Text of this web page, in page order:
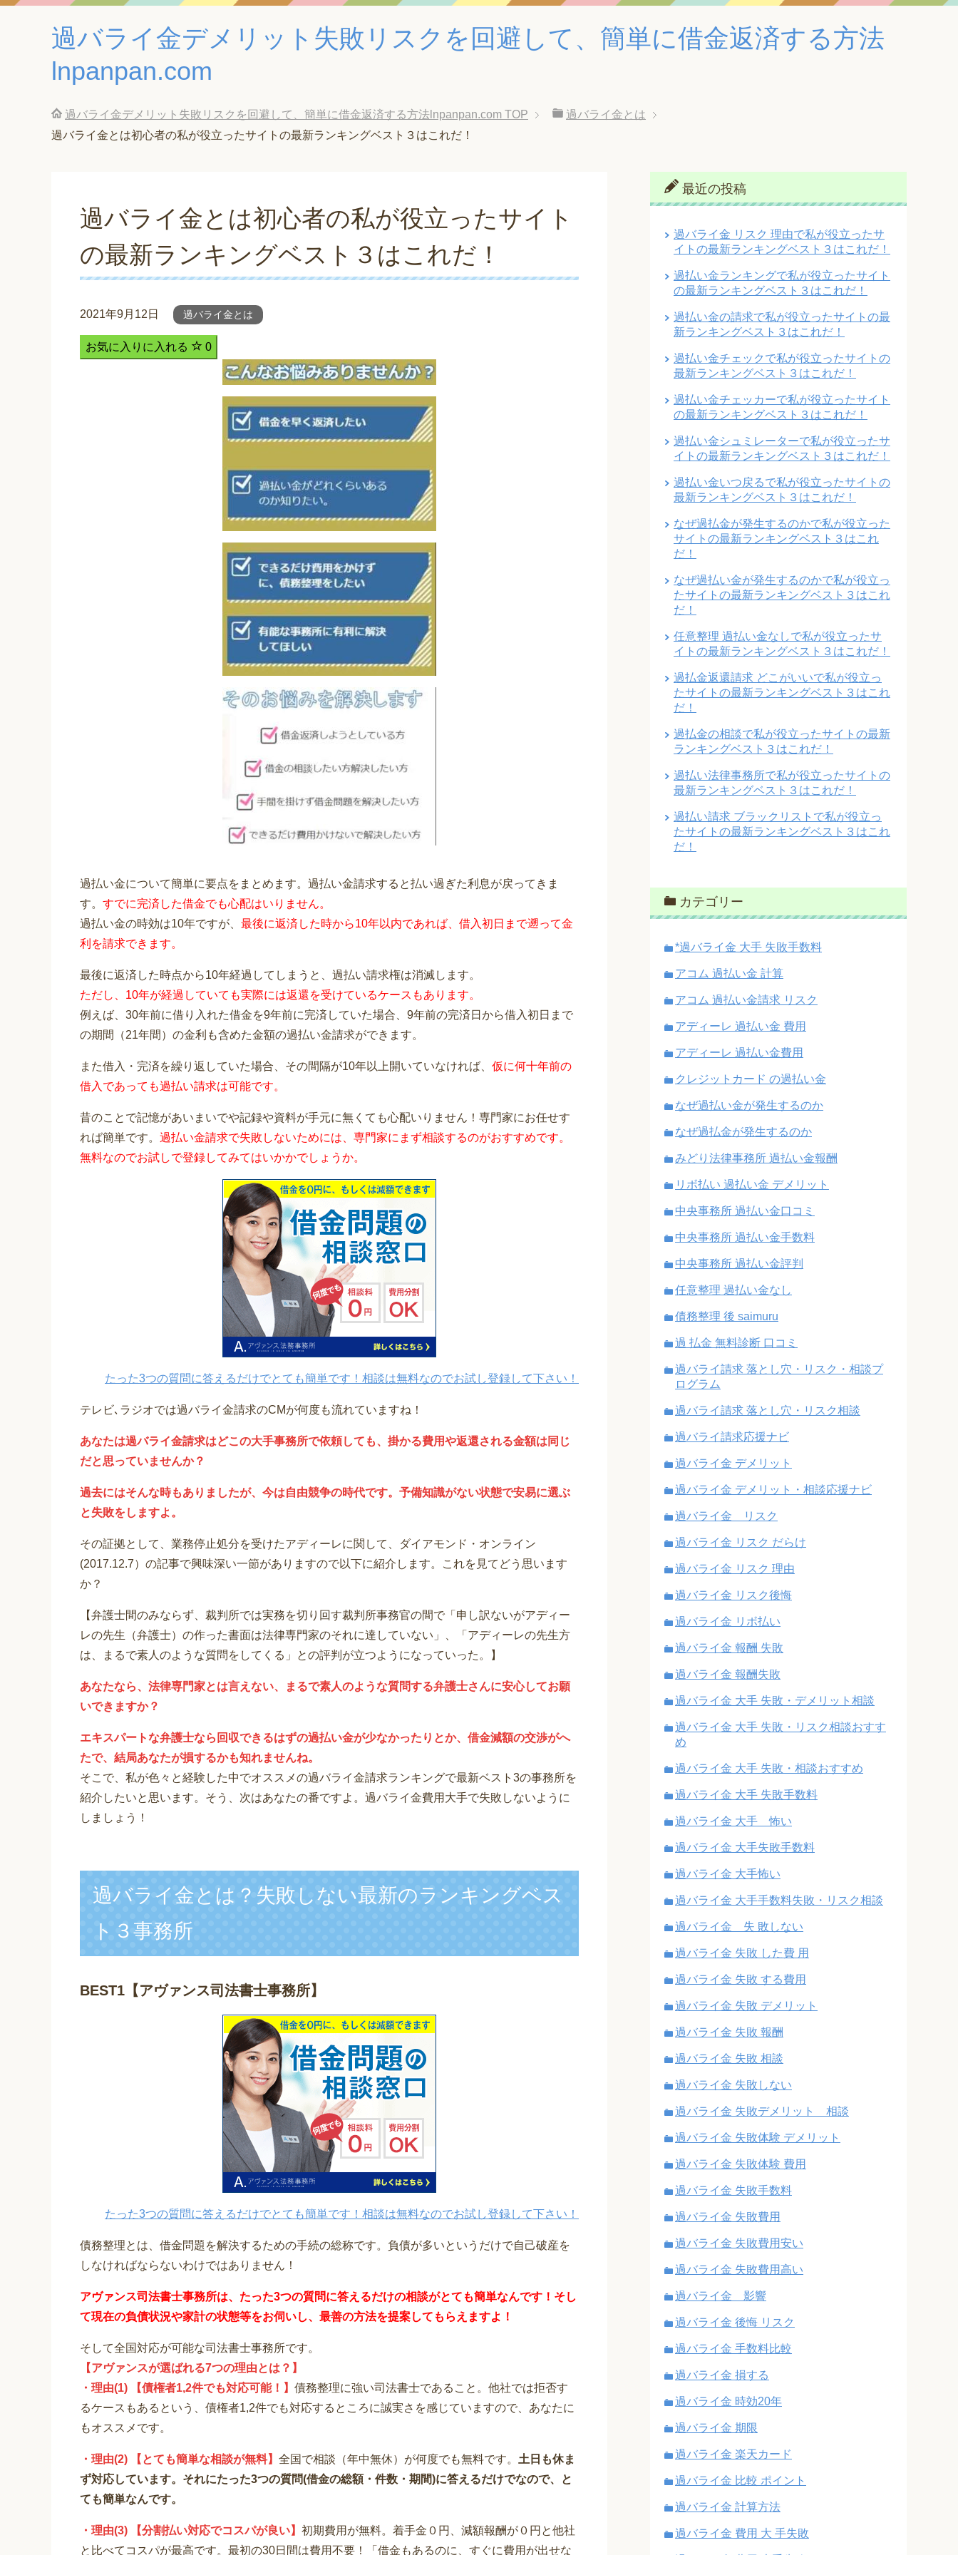
過バライ金デメリット失敗リスクを回避して、簡単に借金返済する方法
lnpanpan.com
過バライ金デメリット失敗リスクを回避して、簡単に借金返済する方法lnpanpan.com TOP
過バライ金とは
過バライ金とは初心者の私が役立ったサイトの最新ランキングベスト３はこれだ！
過バライ金とは初心者の私が役立ったサイト
の最新ランキングベスト３はこれだ！
2021年9月12日 過バライ金とは
お気に入りに入れる 0
過払い金について簡単に要点をまとめます。過払い金請求すると払い過ぎた利息が戻ってきま
す。 すでに完済した借金でも心配はいりません。
過払い金の時効は10年ですが、 最後に返済した時から10年以内であれば、借入初日まで遡って金
利を請求できます。
最後に返済した時点から10年経過してしまうと、過払い請求権は消滅します。
ただし、10年が経過していても実際には返還を受けているケースもあります。
例えば、30年前に借り入れた借金を9年前に完済していた場合、9年前の完済日から借入初日まで
の期間（21年間）の金利も含めた金額の過払い金請求ができます。
また借入・完済を繰り返していた場合、その間隔が10年以上開いていなければ、 仮に何十年前の
借入であっても過払い請求は可能です。
昔のことで記憶があいまいでや記録や資料が手元に無くても心配いりません！専門家にお任せす
れば簡単です。 過払い金請求で失敗しないためには、専門家にまず相談するのがおすすめです。
無料なのでお試しで登録してみてはいかかでしょうか。
たった3つの質問に答えるだけでとても簡単です！相談は無料なのでお試し登録して下さい！
テレビ､ラジオでは過バライ金請求のCMが何度も流れていますね！
あなたは過バライ金請求はどこの大手事務所で依頼しても、掛かる費用や返還される金額は同じ
だと思っていませんか？
過去にはそんな時もありましたが、今は自由競争の時代です。予備知識がない状態で安易に選ぶ
と失敗をしますよ。
その証拠として、業務停止処分を受けたアディーレに関して、ダイアモンド・オンライン
(2017.12.7）の記事で興味深い一節がありますので以下に紹介します。これを見てどう思います
か？
【弁護士間のみならず、裁判所では実務を切り回す裁判所事務官の間で「申し訳ないがアディー
レの先生（弁護士）の作った書面は法律専門家のそれに達していない」、「アディーレの先生方
は、まるで素人のような質問をしてくる」との評判が立つようになっていった。】
あなたなら、法律専門家とは言えない、まるで素人のような質問する弁護士さんに安心してお願
いできますか？
エキスパートな弁護士なら回収できるはずの過払い金が少なかったりとか、借金減額の交渉がへ
たで、結局あなたが損するかも知れませんね。
そこで、私が色々と経験した中でオススメの過バライ金請求ランキングで最新ベスト3の事務所を
紹介したいと思います。そう、次はあなたの番ですよ。過バライ金費用大手で失敗しないように
しましょう！
過バライ金とは？失敗しない最新のランキングベス
ト３事務所
BEST1 【アヴァンス司法書士事務所】
たった3つの質問に答えるだけでとても簡単です！相談は無料なのでお試し登録して下さい！
債務整理とは、借金問題を解決するための手続の総称です。負債が多いというだけで自己破産を
しなければならないわけではありません！
アヴァンス司法書士事務所は、 たった3つの質問に答えるだけの相談がとても簡単なんです！そし
て現在の負債状況や家計の状態等をお伺いし、最善の方法を提案してもらえますよ！
そして全国対応が可能な司法書士事務所です。
【アヴァンスが選ばれる7つの理由とは？】
・理由(1) 【債権者1,2件でも対応可能！】 債務整理に強い司法書士であること。他社では拒否す
るケースもあるという、債権者1,2件でも対応するところに誠実さを感じていますので、あなたに
もオススメです。
・理由(2) 【とても簡単な相談が無料】 全国で相談（年中無休）が何度でも無料です。 土日も休ま
ず対応しています。それにたった3つの質問(借金の総額・件数・期間)に答えるだけでなので、と
ても簡単なんです。
・理由(3) 【分割払い対応でコスパが良い】 初期費用が無料。着手金０円、減額報酬が０円と他社
と比べてコスパが最高です。最初の30日間は費用不要！「借金もあるのに、すぐに費用が出せな
最近の投稿
過バライ金 リスク 理由で私が役立ったサ
イトの最新ランキングベスト３はこれだ！
過払い金ランキングで私が役立ったサイト
の最新ランキングベスト３はこれだ！
過払い金の請求で私が役立ったサイトの最
新ランキングベスト３はこれだ！
過払い金チェックで私が役立ったサイトの
最新ランキングベスト３はこれだ！
過払い金チェッカーで私が役立ったサイト
の最新ランキングベスト３はこれだ！
過払い金シュミレーターで私が役立ったサ
イトの最新ランキングベスト３はこれだ！
過払い金いつ戻るで私が役立ったサイトの
最新ランキングベスト３はこれだ！
なぜ過払金が発生するのかで私が役立った
サイトの最新ランキングベスト３はこれ
だ！
なぜ過払い金が発生するのかで私が役立っ
たサイトの最新ランキングベスト３はこれ
だ！
任意整理 過払い金なしで私が役立ったサ
イトの最新ランキングベスト３はこれだ！
過払金返還請求 どこがいいで私が役立っ
たサイトの最新ランキングベスト３はこれ
だ！
過払金の相談で私が役立ったサイトの最新
ランキングベスト３はこれだ！
過払い法律事務所で私が役立ったサイトの
最新ランキングベスト３はこれだ！
過払い請求 ブラックリストで私が役立っ
たサイトの最新ランキングベスト３はこれ
だ！
カテゴリー
*過バライ金 大手 失敗手数料
アコム 過払い金 計算
アコム 過払い金請求 リスク
アディーレ 過払い金 費用
アディーレ 過払い金費用
クレジットカード の過払い金
なぜ過払い金が発生するのか
なぜ過払金が発生するのか
みどり法律事務所 過払い金報酬
リボ払い 過払い金 デメリット
中央事務所 過払い金口コミ
中央事務所 過払い金手数料
中央事務所 過払い金評判
任意整理 過払い金なし
債務整理 後 saimuru
過 払金 無料診断 口コミ
過バライ請求 落とし穴・リスク・相談プ
ログラム
過バライ請求 落とし穴・リスク相談
過バライ請求応援ナビ
過バライ金 デメリット
過バライ金 デメリット・相談応援ナビ
過バライ金 リスク
過バライ金 リスク だらけ
過バライ金 リスク 理由
過バライ金 リスク後悔
過バライ金 リボ払い
過バライ金 報酬 失敗
過バライ金 報酬失敗
過バライ金 大手 失敗・デメリット相談
過バライ金 大手 失敗・リスク相談おすす
め
過バライ金 大手 失敗・相談おすすめ
過バライ金 大手 失敗手数料
過バライ金 大手 怖い
過バライ金 大手失敗手数料
過バライ金 大手怖い
過バライ金 大手手数料失敗・リスク相談
過バライ金 失 敗しない
過バライ金 失敗 した費 用
過バライ金 失敗 する費用
過バライ金 失敗 デメリット
過バライ金 失敗 報酬
過バライ金 失敗 相談
過バライ金 失敗しない
過バライ金 失敗デメリット 相談
過バライ金 失敗体験 デメリット
過バライ金 失敗体験 費用
過バライ金 失敗手数料
過バライ金 失敗費用
過バライ金 失敗費用安い
過バライ金 失敗費用高い
過バライ金 影響
過バライ金 後悔 リスク
過バライ金 手数料比較
過バライ金 損する
過バライ金 時効20年
過バライ金 期限
過バライ金 楽天カード
過バライ金 比較 ポイント
過バライ金 計算方法
過バライ金 費用 大 手失敗